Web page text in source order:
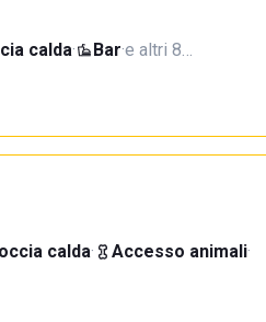
calda· Bar·e altri 8…
calda· Accesso animali·